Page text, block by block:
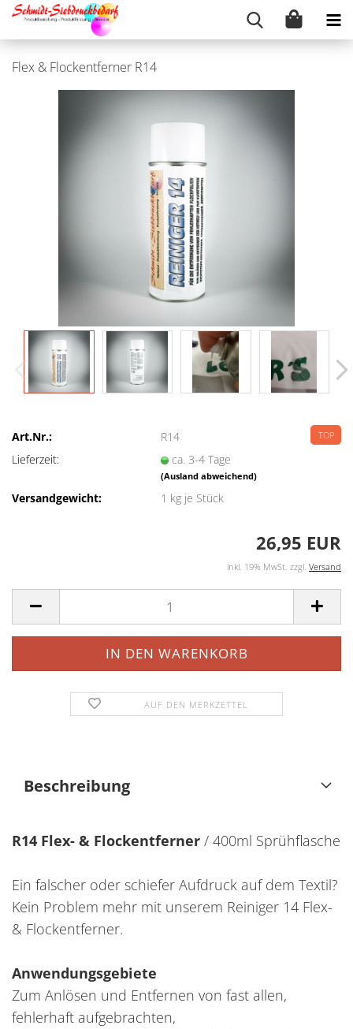
Flex & Flockentferner R14
TOP
Art.Nr.:
R14
Lieferzeit:
ca. 3-4 Tage
(Ausland abweichend)
Versandgewicht: 1 kg je Stück
26,95 EUR
inkl. 19% MwSt. zzgl. Versand
AUF DEN MERKZETTEL
Beschreibung
R14 Flex- & Flockentferner / 400ml Sprühflasche
Ein falscher oder schiefer Aufdruck auf dem Textil?
Kein Problem mehr mit unserem Reiniger 14 Flex-
& Flockentferner.
Anwendungsgebiete
Zum Anlösen und Entfernen von fast allen,
fehlerhaft aufgebrachten,